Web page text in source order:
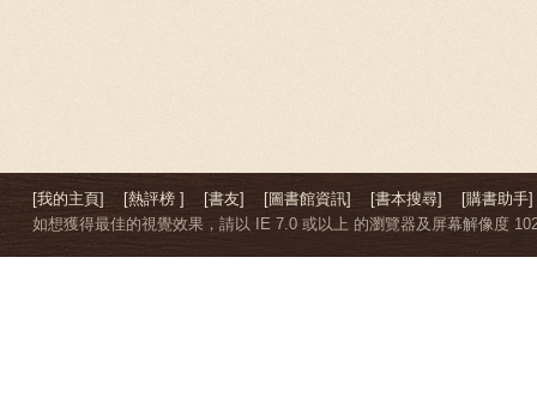
[我的主頁] [熱評榜 ] [書友] [圖書館資訊] [書本搜尋]
[購書助手]
如想獲得最佳的視覺效果，請以 IE 7.0 或以上 的瀏覽器及屏幕解像度